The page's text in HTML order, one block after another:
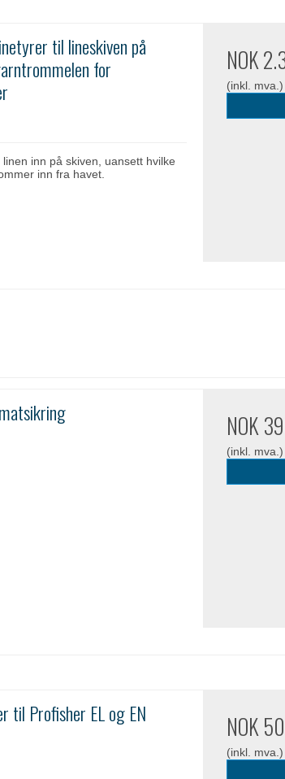
til lineskiven på
for
inn på skiven, uansett hvilke
inn fra havet.
NOK
(inkl. mva.)
NOK
(inkl. mva.)
til Profisher EL og EN
NOK
(inkl. mva.)